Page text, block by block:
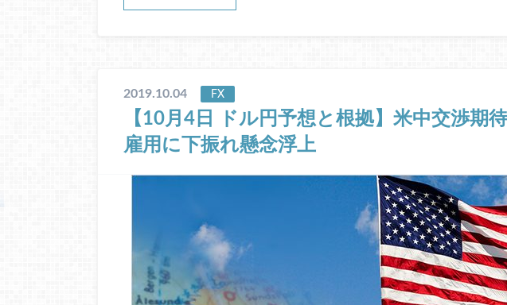
2019.10.04 FX
【10月4日 ドル円予想と根拠】米中交渉期
雇用に下振れ懸念浮上